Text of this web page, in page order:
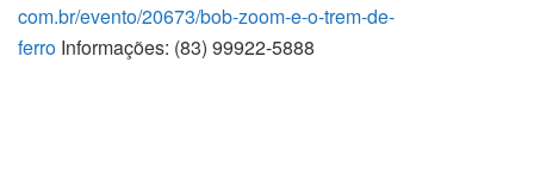
com.br/evento/20673/bob-zoom-e-o-trem-de-
ferro Informações: (83) 99922-5888